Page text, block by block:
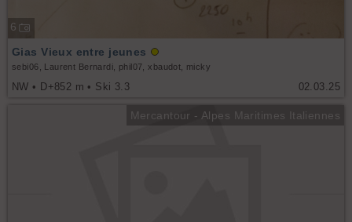
6
02.03.25
Gias Vieux entre jeunes
sebi06, Laurent Bernardi, phil07, xbaudot, micky
NW • D+852 m • Ski 3.3
Mercantour - Alpes Maritimes Italiennes